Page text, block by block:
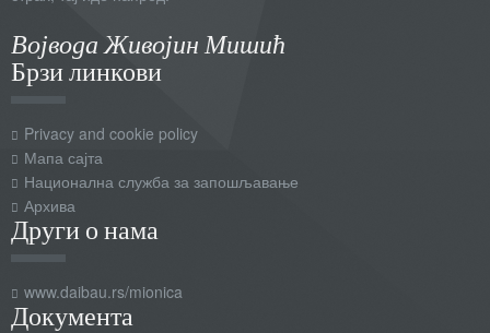
Војвода Живојин Мишић
Брзи линкови
Privacy and cookie policy
Мапа сајта
Национална служба за запошљавање
Архива
Други о нама
www.daibau.rs/mionica
Документа